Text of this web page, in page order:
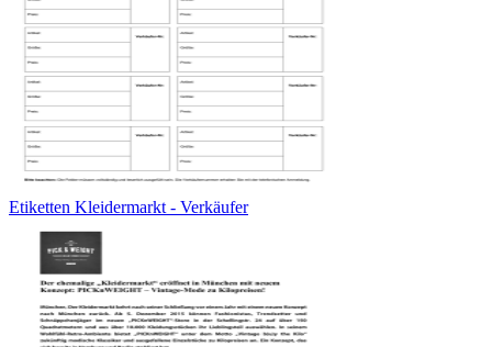
Etiketten Kleidermarkt - Verkäufer